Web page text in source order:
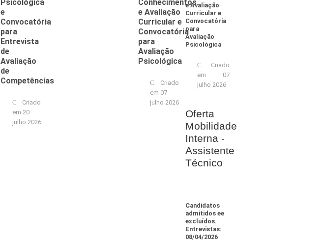
Psicológica
e
Convocatória
para
Entrevista
de
Avaliação
de
Competências
Criado
em 20
julho 2026
Conhecimentos
e Avaliação
Curricular e
Convocatória
para
Avaliação
Psicológica
Criado
em 07
julho 2026
e Avaliação
Curricular e
Convocatória
para
Avaliação
Psicológica
Criado
em 07
julho 2026
Oferta
Mobilidade
Interna -
Assistente
Técnico
Candidatos
admitidos ee
excluídos.
Entrevistas:
08/04/2026